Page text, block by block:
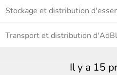
Stockage et distribution
Transport et distribution
Il y a 15